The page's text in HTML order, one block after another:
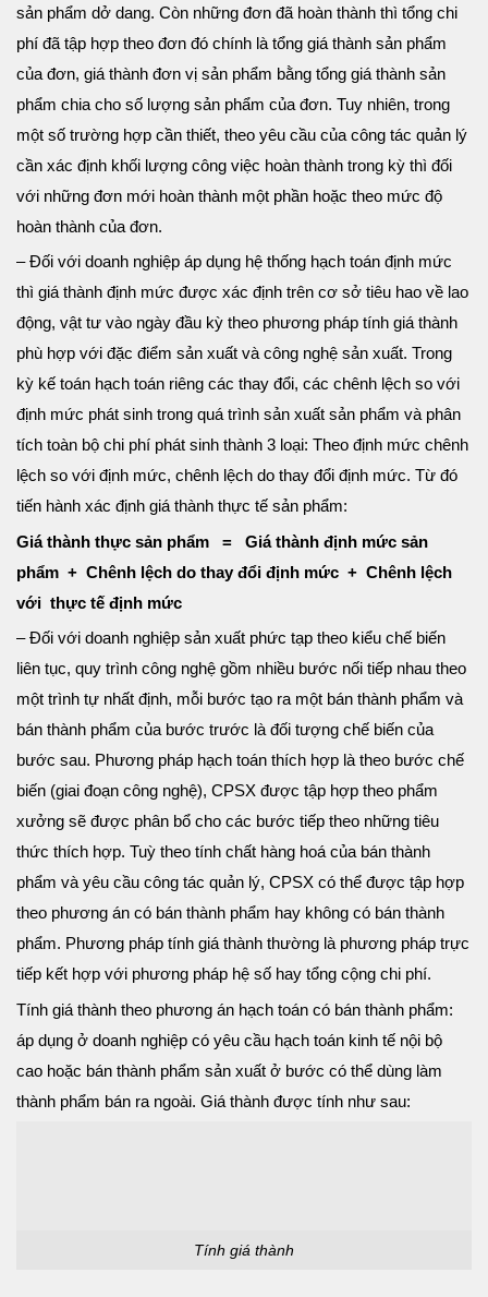
sản phẩm dở dang. Còn những đơn đã hoàn thành thì tổng chi
phí đã tập hợp theo đơn đó chính là tổng giá thành sản phẩm
của đơn, giá thành đơn vị sản phẩm bằng tổng giá thành sản
phẩm chia cho số lượng sản phẩm của đơn. Tuy nhiên, trong
một số trường hợp cần thiết, theo yêu cầu của công tác quản lý
cần xác định khối lượng công việc hoàn thành trong kỳ thì đối
với những đơn mới hoàn thành một phần hoặc theo mức độ
hoàn thành của đơn.
– Đối với doanh nghiệp áp dụng hệ thống hạch toán định mức
thì giá thành định mức được xác định trên cơ sở tiêu hao về lao
động, vật tư vào ngày đầu kỳ theo phương pháp tính giá thành
phù hợp với đặc điểm sản xuất và công nghệ sản xuất. Trong
kỳ kế toán hạch toán riêng các thay đổi, các chênh lệch so với
định mức phát sinh trong quá trình sản xuất sản phẩm và phân
tích toàn bộ chi phí phát sinh thành 3 loại: Theo định mức chênh
lệch so với định mức, chênh lệch do thay đổi định mức. Từ đó
tiến hành xác định giá thành thực tế sản phẩm:
Giá thành thực sản phẩm = Giá thành định mức sản
phẩm + Chênh lệch do thay đổi định mức + Chênh lệch
với thực tế định mức
– Đối với doanh nghiệp sản xuất phức tạp theo kiểu chế biến
liên tục, quy trình công nghệ gồm nhiều bước nối tiếp nhau theo
một trình tự nhất định, mỗi bước tạo ra một bán thành phẩm và
bán thành phẩm của bước trước là đối tượng chế biến của
bước sau. Phương pháp hạch toán thích hợp là theo bước chế
biến (giai đoạn công nghệ), CPSX được tập hợp theo phẩm
xưởng sẽ được phân bổ cho các bước tiếp theo những tiêu
thức thích hợp. Tuỳ theo tính chất hàng hoá của bán thành
phẩm và yêu cầu công tác quản lý, CPSX có thể được tập hợp
theo phương án có bán thành phẩm hay không có bán thành
phẩm. Phương pháp tính giá thành thường là phương pháp trực
tiếp kết hợp với phương pháp hệ số hay tổng cộng chi phí.
Tính giá thành theo phương án hạch toán có bán thành phẩm:
áp dụng ở doanh nghiệp có yêu cầu hạch toán kinh tế nội bộ
cao hoặc bán thành phẩm sản xuất ở bước có thể dùng làm
thành phẩm bán ra ngoài. Giá thành được tính như sau:
Tính giá thành